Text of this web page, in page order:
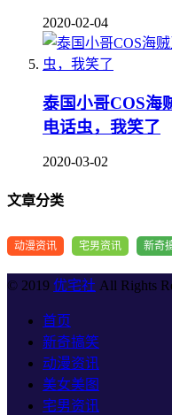
2020-02-04
泰国小哥COS海
电话虫，我笑了
2020-03-02
文章分类
动漫资讯 宅男资讯 新奇
© 2019 优宅社 All Rights
首页
新奇搞笑
动漫资讯
美女美图
宅男资讯